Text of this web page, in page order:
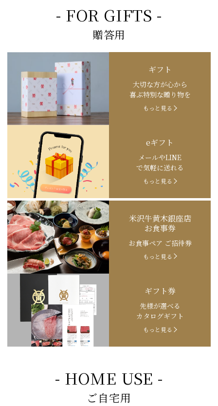
- FOR GIFTS -
贈答用
ギフト
大切な方が心から
喜ぶ特別な贈り物を
もっと見る
eギフト
メールやLINE
で気軽に送れる
もっと見る
米沢牛黄木銀座店
お食事券
お食事ペア ご招待券
もっと見る
ギフト券
先様が選べる
カタログギフト
もっと見る
- HOME USE -
ご自宅用